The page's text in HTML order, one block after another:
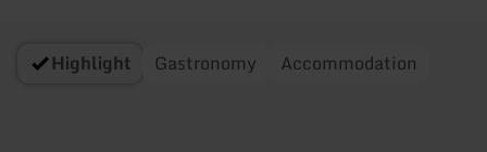
Highlight Gastronomy Accommodation